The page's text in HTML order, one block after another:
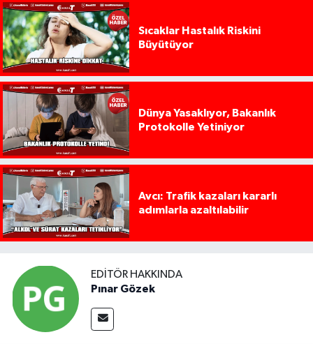
Sıcaklar Hastalık Riskini
Büyütüyor
Dünya Yasaklıyor, Bakanlık
Protokolle Yetiniyor
Avcı: Trafik kazaları kararlı
adımlarla azaltılabilir
EDITÖR HAKKINDA
Pınar Gözek